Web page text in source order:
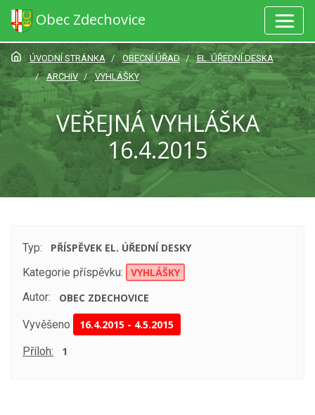
Obec Zdechovice
ÚVODNÍ STRÁNKA OBECNÍ ÚŘAD
EL. ÚŘEDNÍ DESKA
ARCHIV
VYHLÁŠKY
VEŘEJNÁ VYHLÁŠKA
16.4.2015
Typ:
PŘÍSPĚVEK EL. ÚŘEDNÍ DESKY
Kategorie příspěvku:
VYHLÁŠKY
Autor:
OBEC ZDECHOVICE
Vyvěšeno 16.4.2015 - 4.5.2015
Příloh: 1